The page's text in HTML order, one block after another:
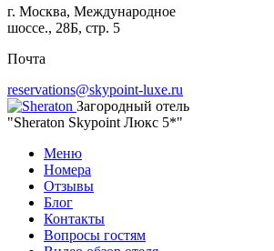
г. Москва, Международное
шоссе., 28Б, стр. 5
Почта
reservations@skypoint-luxe.ru
Загородный отель
"Sheraton Skypoint Люкс 5*"
Меню
Номера
Отзывы
Блог
Контакты
Вопросы гостям